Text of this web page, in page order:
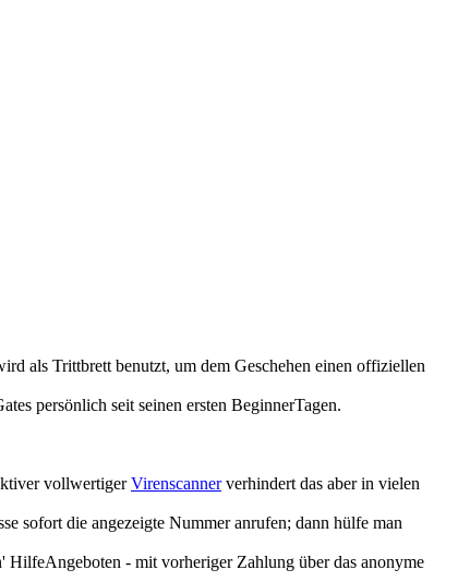
als Trittbrett benutzt, um dem Geschehen einen offiziellen
persönlich seit seinen ersten BeginnerTagen.
vollwertigerVirenscannerverhindert das aber in vielen
sofort die angezeigte Nummer anrufen; dann hülfe man
HilfeAngeboten - mit vorheriger Zahlung über das anonyme